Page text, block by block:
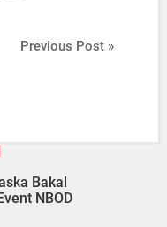
Previous Post »
Bakal
NBOD